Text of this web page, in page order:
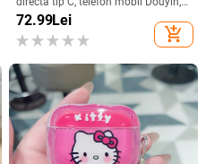
internet celebru, telefon mobil,
microfon electric, port C, căști cu fir,
cască
72.99Lei
add_shopping_cart